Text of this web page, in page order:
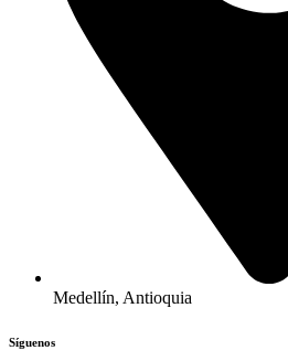
Medellín, Antioquia
Síguenos